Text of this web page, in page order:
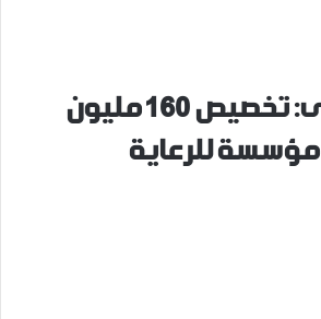
نعيمة بنيحيى: تخصيص 160 مليون
درهم لـ 1082 مؤسسة للرعاية